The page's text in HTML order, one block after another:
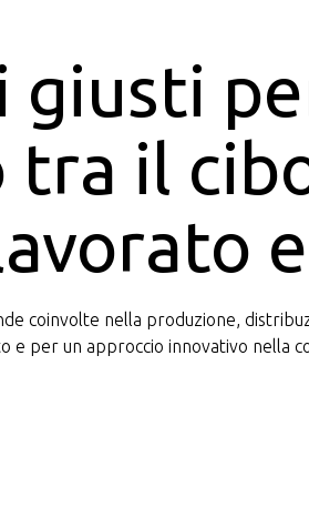
giusti
il
coinvolte nella produzione,
e per un approccio innovativo